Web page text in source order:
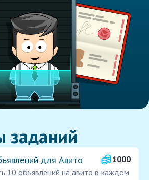
заданий
для Авито
1000
10 объявлений на авито в каждом